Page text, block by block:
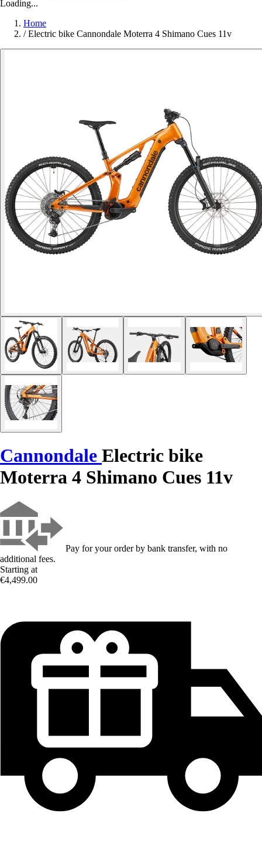
Loading...
Home
/ Electric bike Cannondale Moterra 4 Shimano Cues 11v
Cannondale Electric bike
Moterra 4 Shimano Cues 11v
Pay for your order by bank transfer, with no
additional fees.
Starting at
€4,499.00